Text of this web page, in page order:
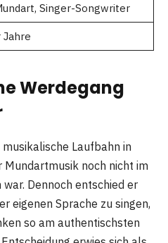
Singer-Songwriter
Werdegang
Laufbahn in
Mundartmusik noch nicht im
Dennoch entschied er
eigenen Sprache zu singen,
so am authentischsten